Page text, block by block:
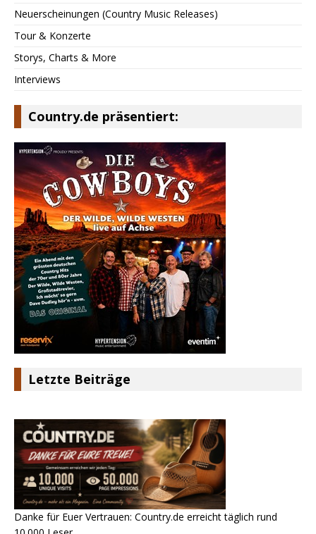
Neuerscheinungen (Country Music Releases)
Tour & Konzerte
Storys, Charts & More
Interviews
Country.de präsentiert:
Letzte Beiträge
Danke für Euer Vertrauen: Country.de erreicht täglich rund